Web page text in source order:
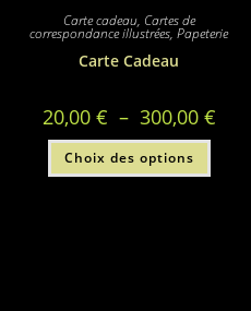
Carte cadeau, Cartes de
correspondance illustrées,Papeterie
Carte Cadeau
20,00 € – 300,00 €Plage
de
Choix des options
Ce
a